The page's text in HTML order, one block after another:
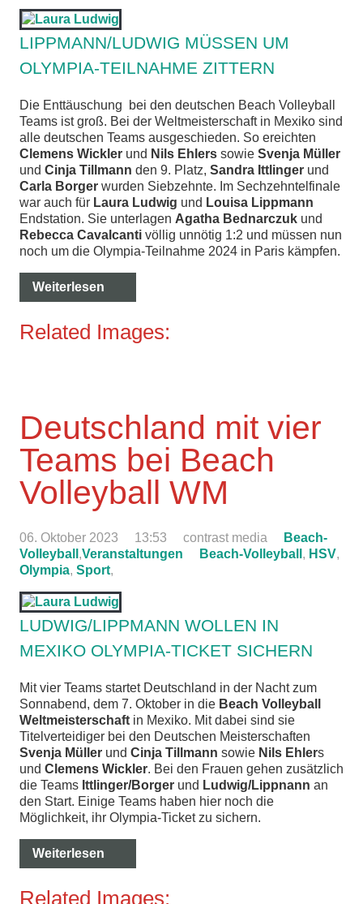
LIPPMANN/LUDWIG MÜSSEN UM
OLYMPIA-TEILNAHME ZITTERN
Die Enttäuschung bei den deutschen Beach Volleyball
Teams ist groß. Bei der Weltmeisterschaft in Mexiko sind
alle deutschen Teams ausgeschieden. So ereichten
Clemens Wickler und Nils Ehlers sowie Svenja Müller
und Cinja Tillmann den 9. Platz, Sandra Ittlinger und
Carla Borger wurden Siebzehnte. Im Sechzehntelfinale
war auch für Laura Ludwig und Louisa Lippmann
Endstation. Sie unterlagen Agatha Bednarczuk und
Rebecca Cavalcanti völlig unnötig 1:2 und müssen nun
noch um die Olympia-Teilnahme 2024 in Paris kämpfen.
Weiterlesen
Related Images:
Deutschland mit vier
Teams bei Beach
Volleyball WM
06. Oktober 2023 13:53 contrast media
Beach-
Volleyball ,Veranstaltungen Beach-Volleyball , HSV,
Olympia, Sport,
LUDWIG/LIPPMANN WOLLEN IN
MEXIKO OLYMPIA-TICKET SICHERN
Mit vier Teams startet Deutschland in der Nacht zum
Sonnabend, dem 7. Oktober in die Beach Volleyball
Weltmeisterschaft in Mexiko. Mit dabei sind sie
Titelverteidiger bei den Deutschen Meisterschaften
Svenja Müller und Cinja Tillmann sowie Nils Ehlers
und Clemens Wickler. Bei den Frauen gehen zusätzlich
die Teams Ittlinger/Borger und Ludwig/Lippnann an
den Start. Einige Teams haben hier noch die
Möglichkeit, ihr Olympia-Ticket zu sichern.
Weiterlesen
Related Images: